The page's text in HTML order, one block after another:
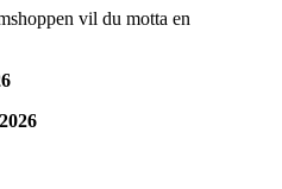
vil du motta en